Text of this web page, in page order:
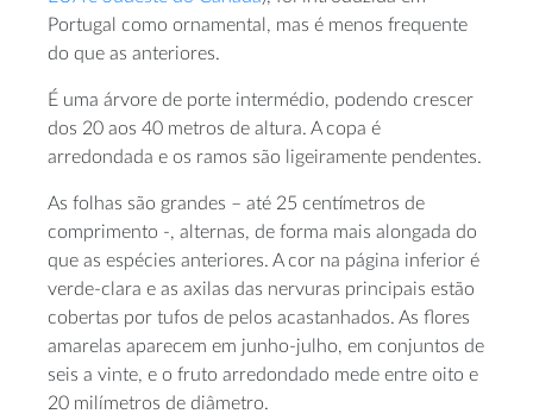
Portugal como ornamental, mas é menos frequente
do que as anteriores.
É uma árvore de porte intermédio, podendo crescer
dos 20 aos 40 metros de altura. A copa é
arredondada e os ramos são ligeiramente pendentes.
As folhas são grandes – até 25 centímetros de
comprimento -, alternas, de forma mais alongada do
que as espécies anteriores. A cor na página inferior é
verde-clara e as axilas das nervuras principais estão
cobertas por tufos de pelos acastanhados. As flores
amarelas aparecem em junho-julho, em conjuntos de
seis a vinte, e o fruto arredondado mede entre oito e
20 milímetros de diâmetro.